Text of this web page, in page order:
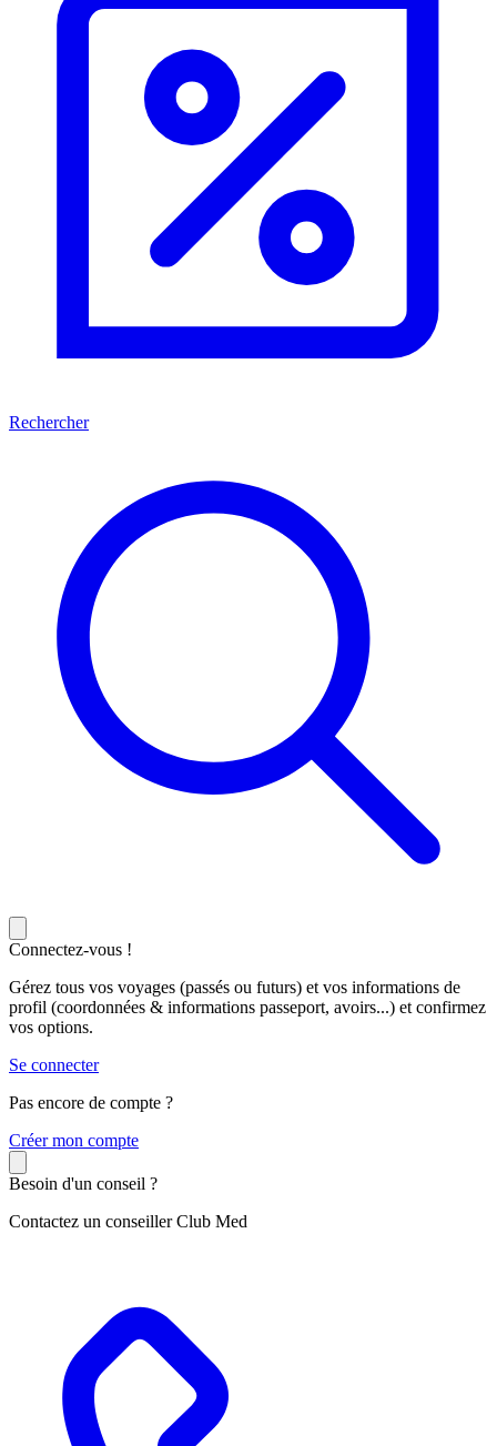
Rechercher
Connectez-vous !
Gérez tous vos voyages (passés ou futurs) et vos informations de
profil (coordonnées & informations passeport, avoirs...) et confirmez
vos options.
Se connecter
Pas encore de compte ?
Créer mon compte
Besoin d'un conseil ?
Contactez un conseiller Club Med